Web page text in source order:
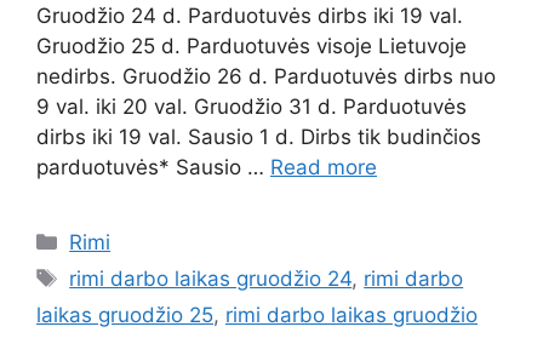
Gruodžio 24 d. Parduotuvės dirbs iki 19 val.
Gruodžio 25 d. Parduotuvės visoje Lietuvoje
nedirbs. Gruodžio 26 d. Parduotuvės dirbs nuo
9 val. iki 20 val. Gruodžio 31 d. Parduotuvės
dirbs iki 19 val. Sausio 1 d. Dirbs tik budinčios
parduotuvės* Sausio … Read more
Rimi
rimi darbo laikas gruodžio 24, rimi darbo
laikas gruodžio 25, rimi darbo laikas gruodžio